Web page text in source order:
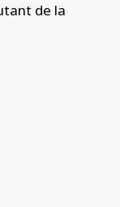
de la